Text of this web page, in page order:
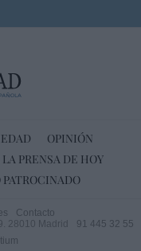
OPINIÓN
PRENSA DE HOY
Contacto
28010 Madrid
91 445 32 55